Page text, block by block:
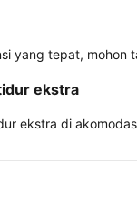
yang tepat,
ekstra
ekstra di